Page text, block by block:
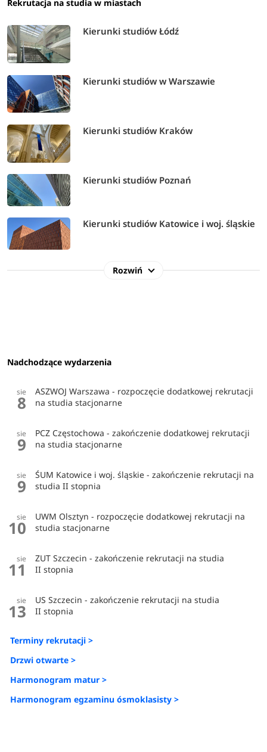
Rekrutacja na studia w miastach
Kierunki studiów Łódź
Kierunki studiów w Warszawie
Kierunki studiów Kraków
Kierunki studiów Poznań
Kierunki studiów Katowice i woj. śląskie
Rozwiń
Nadchodzące wydarzenia
sie
8
ASZWOJ Warszawa - rozpoczęcie dodatkowej rekrutacji
na studia stacjonarne
sie
9
PCZ Częstochowa - zakończenie dodatkowej rekrutacji
na studia stacjonarne
sie
9
ŚUM Katowice i woj. śląskie - zakończenie rekrutacji na
studia II stopnia
sie
10
UWM Olsztyn - rozpoczęcie dodatkowej rekrutacji na
studia stacjonarne
sie
11
ZUT Szczecin - zakończenie rekrutacji na studia
II stopnia
sie
13
US Szczecin - zakończenie rekrutacji na studia
II stopnia
Terminy rekrutacji >
Drzwi otwarte >
Harmonogram matur >
Harmonogram egzaminu ósmoklasisty >